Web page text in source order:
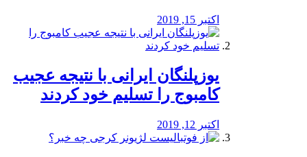
اکتبر 15, 2019
یوزپلنگان ایرانی با نتیجه عجیب
کامبوج را تسلیم خود کردند
اکتبر 12, 2019